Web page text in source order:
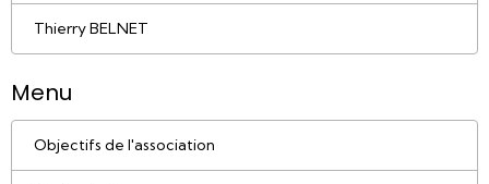
Thierry BELNET
Menu
Objectifs de l'association